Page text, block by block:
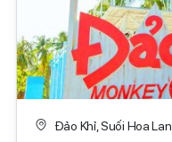
Đảo Khỉ, Suối Hoa Lan